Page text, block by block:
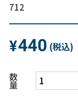
712
¥440 (税込)
数
量